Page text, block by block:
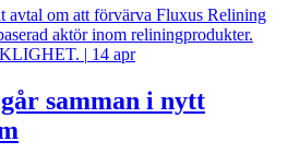
avtal om att förvärva Fluxus Relining
aktör inom reliningprodukter.
| 14 apr
samman i nytt